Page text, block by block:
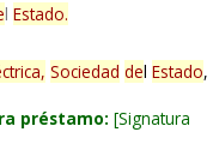
l Estado.
Sociedad del Estado,
préstamo: Signatura